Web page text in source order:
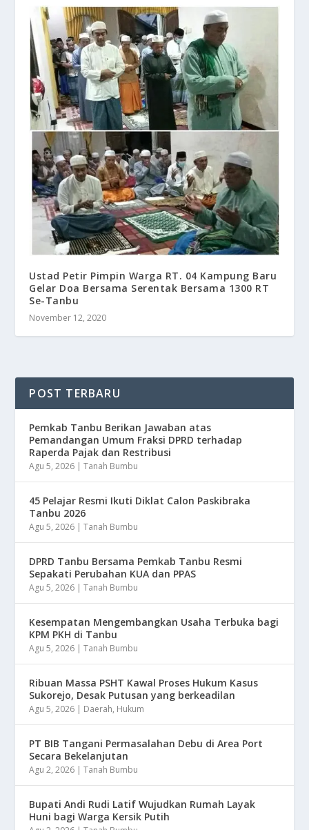
Ustad Petir Pimpin Warga RT. 04 Kampung Baru
Gelar Doa Bersama Serentak Bersama 1300 RT
Se-Tanbu
November 12, 2020
POST TERBARU
Pemkab Tanbu Berikan Jawaban atas
Pemandangan Umum Fraksi DPRD terhadap
Raperda Pajak dan Restribusi
Agu 5, 2026 |Tanah Bumbu
45 Pelajar Resmi Ikuti Diklat Calon Paskibraka
Tanbu 2026
Agu 5, 2026 |Tanah Bumbu
DPRD Tanbu Bersama Pemkab Tanbu Resmi
Sepakati Perubahan KUA dan PPAS
Agu 5, 2026 |Tanah Bumbu
Kesempatan Mengembangkan Usaha Terbuka bagi
KPM PKH di Tanbu
Agu 5, 2026 |Tanah Bumbu
Ribuan Massa PSHT Kawal Proses Hukum Kasus
Sukorejo, Desak Putusan yang berkeadilan
Agu 5, 2026 | Daerah, Hukum
PT BIB Tangani Permasalahan Debu di Area Port
Secara Bekelanjutan
Agu 2, 2026 |Tanah Bumbu
Bupati Andi Rudi Latif Wujudkan Rumah Layak
Huni bagi Warga Kersik Putih